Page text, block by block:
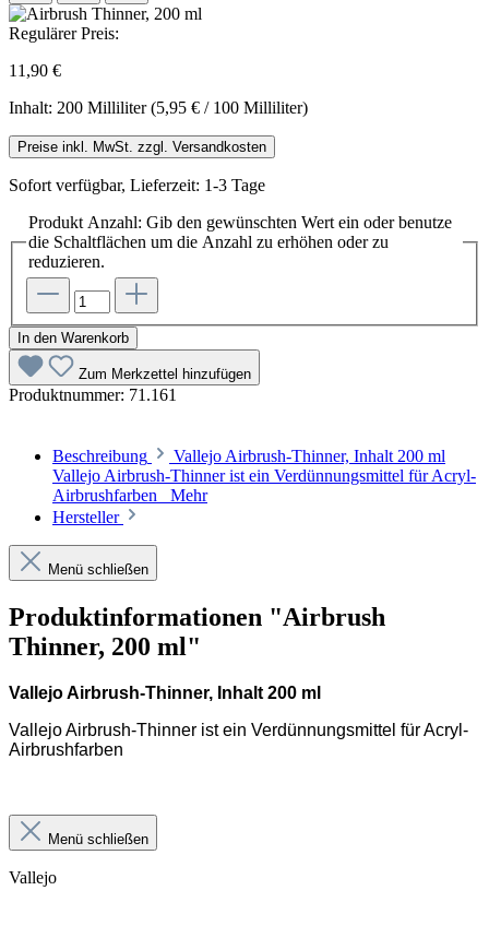
Regulärer Preis:
11,90 €
Inhalt: 200 Milliliter(5,95 € / 100 Milliliter)
Preise inkl. MwSt. zzgl. Versandkosten
Sofort verfügbar, Lieferzeit: 1-3 Tage
Produkt Anzahl: Gib den gewünschten Wert ein oder benutze
die Schaltflächen um die Anzahl zu erhöhen oder zu
reduzieren.
In den Warenkorb
Zum Merkzettel hinzufügen
Produktnummer: 71.161
Beschreibung
Vallejo Airbrush-Thinner, Inhalt 200 ml
Vallejo Airbrush-Thinner ist ein Verdünnungsmittel für Acryl-
Airbrushfarben Mehr
Hersteller
Menü schließen
Produktinformationen "Airbrush
Thinner, 200 ml"
Vallejo Airbrush-Thinner, Inhalt 200 ml
Vallejo Airbrush-Thinner ist ein Verdünnungsmittel für Acryl-
Airbrushfarben
Menü schließen
Vallejo